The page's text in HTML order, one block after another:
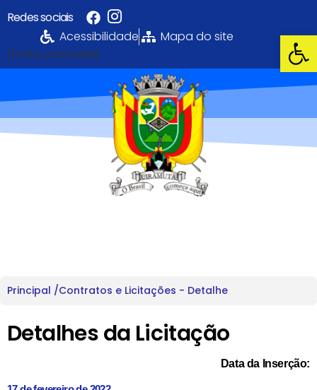
Redes sociais
Acessibilidade
Mapa do site
[fonte_contraste]
Principal /Contratos e Licitações - Detalhe
Detalhes da Licitação
Data da Inserção:
Abrir